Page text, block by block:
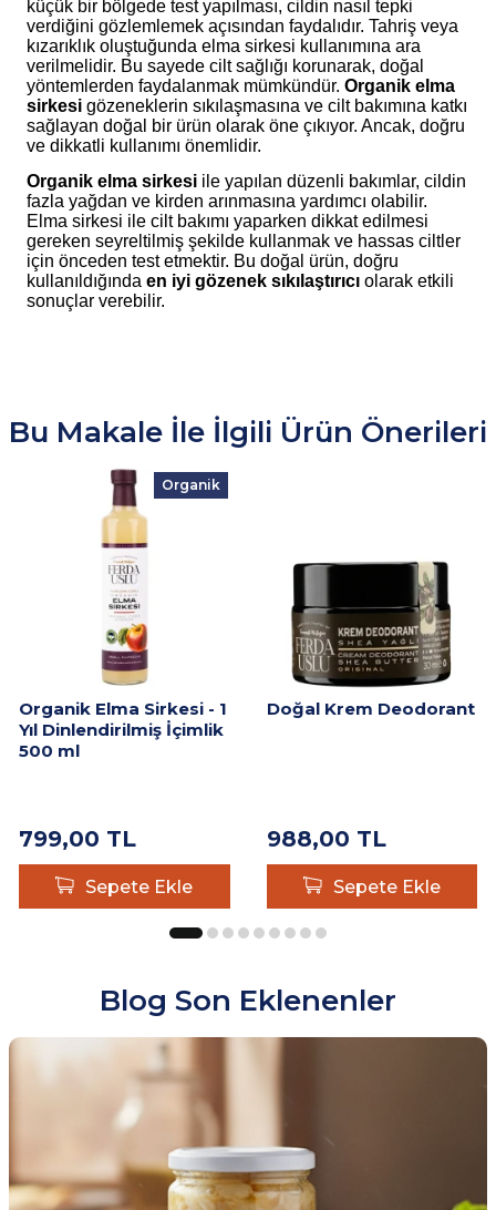
küçük bir bölgede test yapılması, cildin nasıl tepki
verdiğini gözlemlemek açısından faydalıdır. Tahriş veya
kızarıklık oluştuğunda elma sirkesi kullanımına ara
verilmelidir. Bu sayede cilt sağlığı korunarak, doğal
yöntemlerden faydalanmak mümkündür. Organik elma
sirkesi gözeneklerin sıkılaşmasına ve cilt bakımına katkı
sağlayan doğal bir ürün olarak öne çıkıyor. Ancak, doğru
ve dikkatli kullanımı önemlidir.
Organik elma sirkesi ile yapılan düzenli bakımlar, cildin
fazla yağdan ve kirden arınmasına yardımcı olabilir.
Elma sirkesi ile cilt bakımı yaparken dikkat edilmesi
gereken seyreltilmiş şekilde kullanmak ve hassas ciltler
için önceden test etmektir. Bu doğal ürün, doğru
kullanıldığında en iyi gözenek sıkılaştırıcı olarak etkili
sonuçlar verebilir.
Bu Makale İle İlgili Ürün Önerileri
Organik
Organik Elma Sirkesi - 1
Yıl Dinlendirilmiş İçimlik
500 ml
799,00 TL
Sepete Ekle
Doğal Krem Deodorant
988,00 TL
Sepete Ekle
Blog Son Eklenenler